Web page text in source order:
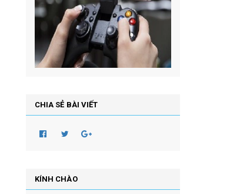
CHIA SẺ BÀI VIẾT
KÍNH CHÀO